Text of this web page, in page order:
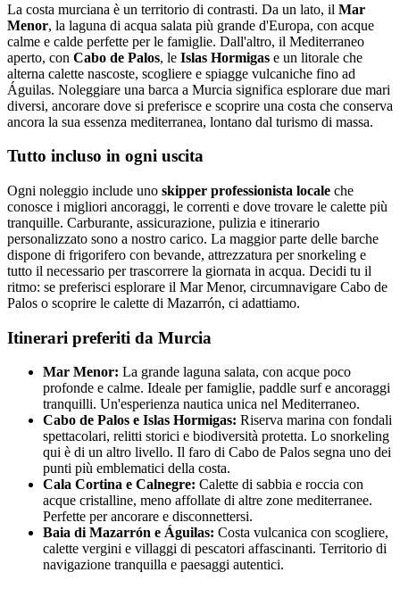
La costa murciana è un territorio di contrasti. Da un lato, il Mar
Menor, la laguna di acqua salata più grande d'Europa, con acque
calme e calde perfette per le famiglie. Dall'altro, il Mediterraneo
aperto, con Cabo de Palos, le Islas Hormigas e un litorale che
alterna calette nascoste, scogliere e spiagge vulcaniche fino ad
Águilas. Noleggiare una barca a Murcia significa esplorare due mari
diversi, ancorare dove si preferisce e scoprire una costa che conserva
ancora la sua essenza mediterranea, lontano dal turismo di massa.
Tutto incluso in ogni uscita
Ogni noleggio include uno skipper professionista locale che
conosce i migliori ancoraggi, le correnti e dove trovare le calette più
tranquille. Carburante, assicurazione, pulizia e itinerario
personalizzato sono a nostro carico. La maggior parte delle barche
dispone di frigorifero con bevande, attrezzatura per snorkeling e
tutto il necessario per trascorrere la giornata in acqua. Decidi tu il
ritmo: se preferisci esplorare il Mar Menor, circumnavigare Cabo de
Palos o scoprire le calette di Mazarrón, ci adattiamo.
Itinerari preferiti da Murcia
Mar Menor: La grande laguna salata, con acque poco
profonde e calme. Ideale per famiglie, paddle surf e ancoraggi
tranquilli. Un'esperienza nautica unica nel Mediterraneo.
Cabo de Palos e Islas Hormigas: Riserva marina con fondali
spettacolari, relitti storici e biodiversità protetta. Lo snorkeling
qui è di un altro livello. Il faro di Cabo de Palos segna uno dei
punti più emblematici della costa.
Cala Cortina e Calnegre: Calette di sabbia e roccia con
acque cristalline, meno affollate di altre zone mediterranee.
Perfette per ancorare e disconnettersi.
Baia di Mazarrón e Águilas: Costa vulcanica con scogliere,
calette vergini e villaggi di pescatori affascinanti. Territorio di
navigazione tranquilla e paesaggi autentici.